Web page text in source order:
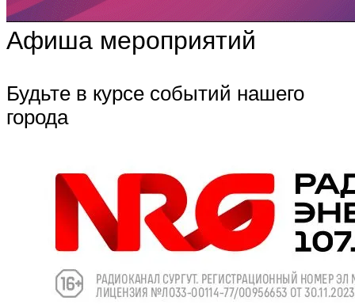
Афиша мероприятий
Будьте в курсе событий нашего
города